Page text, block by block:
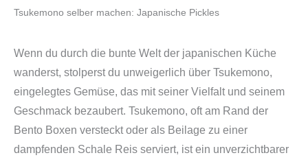
Tsukemono selber machen: Japanische Pickles
Wenn du durch die bunte Welt der japanischen Küche
wanderst, stolperst du unweigerlich über Tsukemono,
eingelegtes Gemüse, das mit seiner Vielfalt und seinem
Geschmack bezaubert. Tsukemono, oft am Rand der
Bento Boxen versteckt oder als Beilage zu einer
dampfenden Schale Reis serviert, ist ein unverzichtbarer